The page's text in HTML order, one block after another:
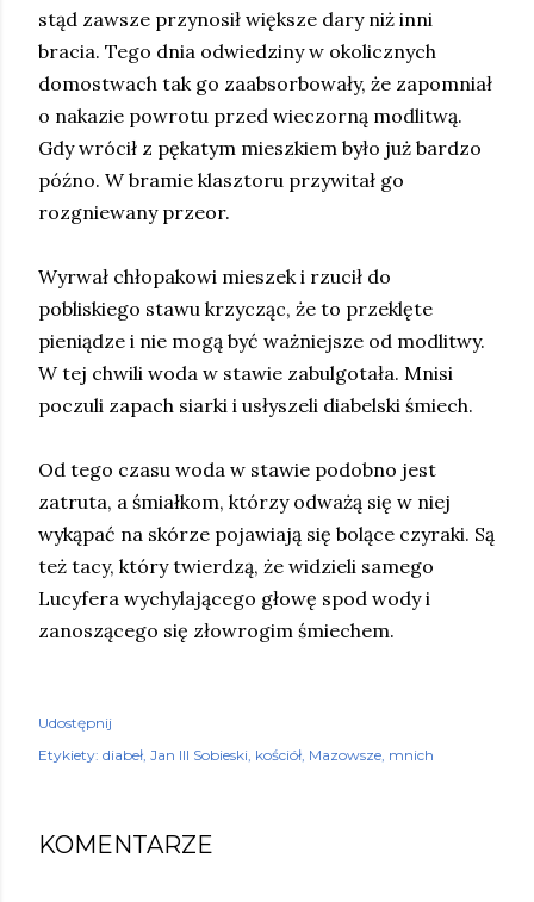
stąd zawsze przynosił większe dary niż inni
bracia. Tego dnia odwiedziny w okolicznych
domostwach tak go zaabsorbowały, że zapomniał
o nakazie powrotu przed wieczorną modlitwą.
Gdy wrócił z pękatym mieszkiem było już bardzo
późno. W bramie klasztoru przywitał go
rozgniewany przeor.
Wyrwał chłopakowi mieszek i rzucił do
pobliskiego stawu krzycząc, że to przeklęte
pieniądze i nie mogą być ważniejsze od modlitwy.
W tej chwili woda w stawie zabulgotała. Mnisi
poczuli zapach siarki i usłyszeli diabelski śmiech.
Od tego czasu woda w stawie podobno jest
zatruta, a śmiałkom, którzy odważą się w niej
wykąpać na skórze pojawiają się bolące czyraki. Są
też tacy, który twierdzą, że widzieli samego
Lucyfera wychylającego głowę spod wody i
zanoszącego się złowrogim śmiechem.
Udostępnij
Etykiety: diabeł Jan III Sobieski kościół Mazowsze mnich
KOMENTARZE